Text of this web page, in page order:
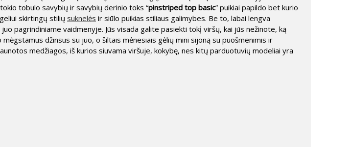
tobulo savybių ir savybių derinio toks “pinstriped top basic” puikiai papildo bet kurio
skirtingų stilių suknelės ir siūlo puikias stiliaus galimybes. Be to, labai lengva
pagrindiniame vaidmenyje. Jūs visada galite pasiekti tokį viršų, kai jūs nežinote, ką
džinsus su juo, o šiltais mėnesiais gėlių mini sijoną su puošmenimis ir
medžiagos, iš kurios siuvama viršuje, kokybę, nes kitų parduotuvių modeliai yra